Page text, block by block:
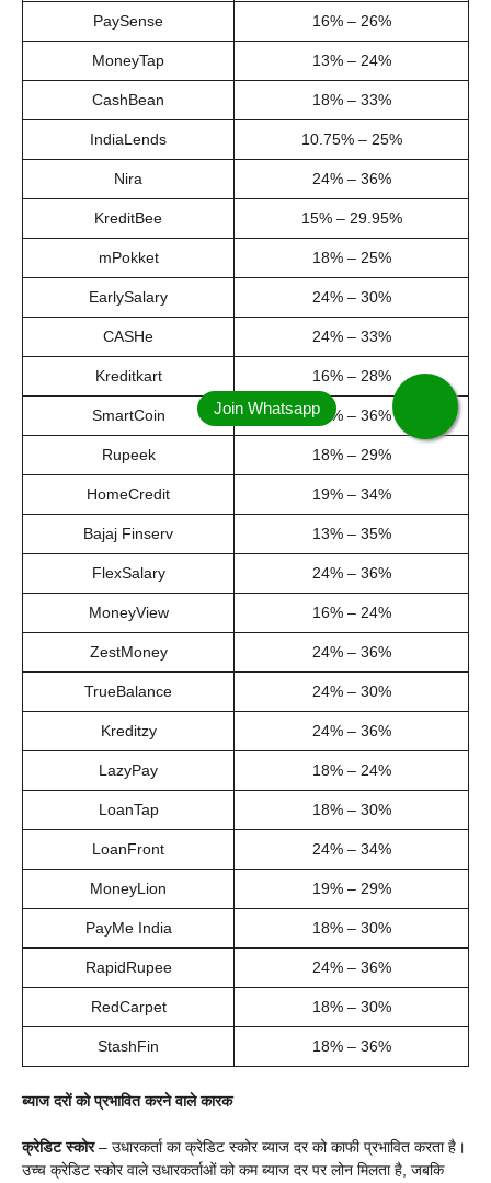
PaySense 16% – 26%
MoneyTap 13% – 24%
CashBean 18% – 33%
IndiaLends 10.75% – 25%
Nira 24% – 36%
KreditBee 15% – 29.95%
mPokket 18% – 25%
EarlySalary 24% – 30%
CASHe 24% – 33%
Kreditkart 16% – 28%
SmartCoin 20% – 36%
Rupeek 18% – 29%
HomeCredit 19% – 34%
Bajaj Finserv 13% – 35%
FlexSalary 24% – 36%
MoneyView 16% – 24%
ZestMoney 24% – 36%
TrueBalance 24% – 30%
Kreditzy 24% – 36%
LazyPay 18% – 24%
LoanTap 18% – 30%
LoanFront 24% – 34%
MoneyLion 19% – 29%
PayMe India 18% – 30%
RapidRupee 24% – 36%
RedCarpet 18% – 30%
StashFin 18% – 36%
ब्याज दरों को प्रभावित करने वाले कारक
क्रेडिट स्कोर– उधारकर्ता का क्रेडिट स्कोर ब्याज दर को काफी प्रभावित करता है।
उच्च क्रेडिट स्कोर वाले उधारकर्ताओं को कम ब्याज दर पर लोन मिलता है, जबकि